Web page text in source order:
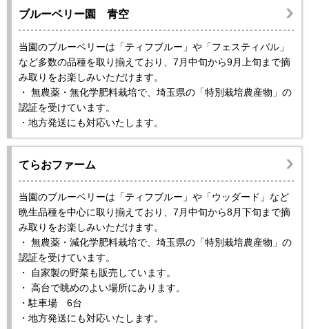
ブルーベリー園 青空
当園のブルーベリーは「ティフブルー」や「フェスティバル」
など多数の品種を取り揃えており、7月中旬から9月上旬まで摘
み取りをお楽しみいただけます。
・ 無農薬・無化学肥料栽培で、埼玉県の「特別栽培農産物」の
認証を受けています。
・地方発送にも対応いたします。
てらおファーム
当園のブルーベリーは「ティフブルー」や「ウッダード」など
晩生品種を中心に取り揃えており、7月中旬から8月下旬まで摘
み取りをお楽しみいただけます。
・ 無農薬・減化学肥料栽培で、埼玉県の「特別栽培農産物」の
認証を受けています。
・ 自家製の野菜も販売しています。
・ 高台で眺めのよい場所にあります。
・駐車場 6台
・地方発送にも対応いたします。